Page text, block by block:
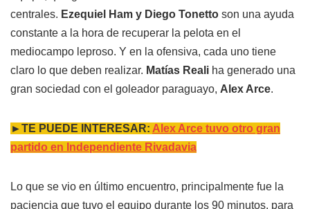
centrales. Ezequiel Ham y Diego Tonetto son una ayuda
constante a la hora de recuperar la pelota en el
mediocampo leproso. Y en la ofensiva, cada uno tiene
claro lo que deben realizar. Matías Reali ha generado una
gran sociedad con el goleador paraguayo, Alex Arce.
►TE PUEDE INTERESAR: Alex Arce tuvo otro gran
partido en Independiente Rivadavia
Lo que se vio en último encuentro, principalmente fue la
paciencia que tuvo el equipo durante los 90 minutos, para